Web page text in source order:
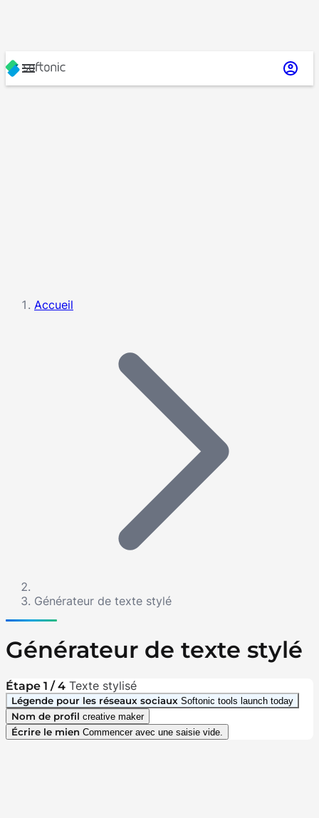
Accueil
Générateur de texte stylé
Générateur de texte stylé
Étape 1 / 4 Texte stylisé
Légende pour les réseaux sociaux Softonic tools launch today
Nom de profil creative maker
Écrire le mien Commencer avec une saisie vide.